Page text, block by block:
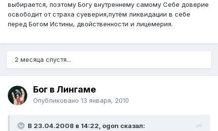
выбирается, поэтому Богу внутреннему самому Себе доверие
освободит от страха суеверия,путём ликвидации в себе
перед Богом Истины, двойственности и лицемерия.
2 месяца спустя...
Бог в Лингаме
Опубликовано 13 января, 2010
В 23.04.2008 в 14:22, ogon сказал: